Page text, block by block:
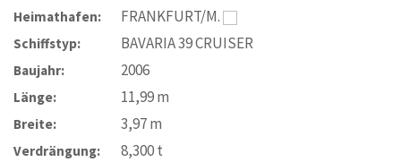
Heimathafen:
FRANKFURT/M.
Schiffstyp: BAVARIA 39 CRUISER
Baujahr: 2006
Länge: 11,99m
Breite: 3,97m
Verdrängung: 8,300t